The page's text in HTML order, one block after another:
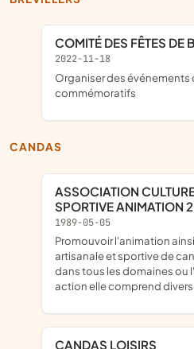
COMITÉ DES FÊTES DE
2022-11-18
organiser des événements divers, festifs et
commémoratifs
CANDAS
ASSOCIATION CULTURELLE ARTISANALE ET
SPORTIVE ANIMATION
1989-05-05
promouvoir l'animation ainsiu que la création culturelle
artisanale et sportive de
dans tous les domaines ou
action elle comprend
CANDAS LOISIRS